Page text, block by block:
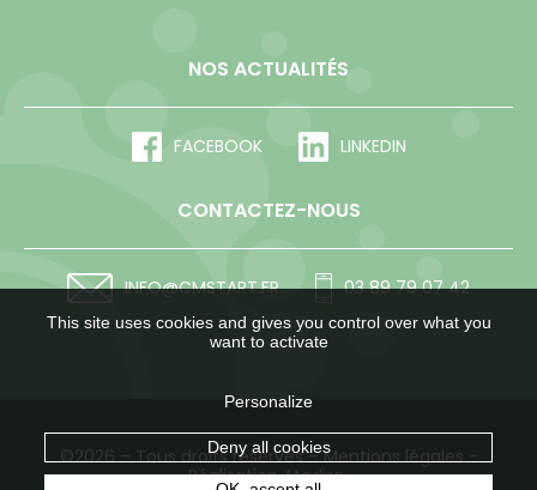
NOS ACTUALITÉS
FACEBOOK LINKEDIN
CONTACTEZ-NOUS
INFO@CMSTART.FR 03 89 79 07 42
©2026 – Tous droits réservés –Mentions légales-
Réalisation Atadisp.
This site uses cookies and gives you control over what you
want to activate
Personalize
Deny all cookies